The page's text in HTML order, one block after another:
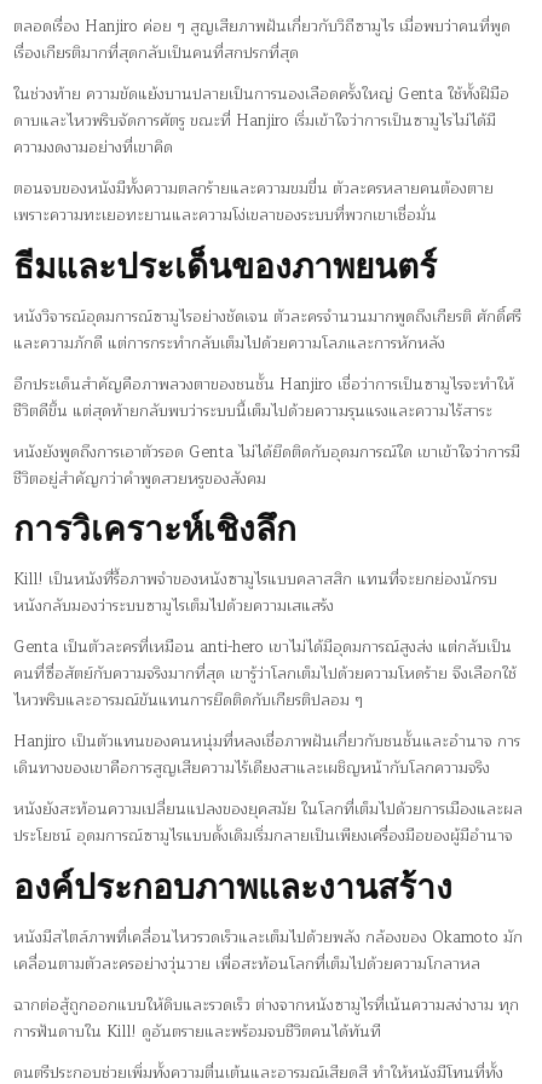
ตลอดเรื่อง Hanjiro ค่อย ๆ สูญเสียภาพฝันเกี่ยวกับวิถีซามูไร เมื่อพบว่าคนที่พูด
เรื่องเกียรติมากที่สุดกลับเป็นคนที่สกปรกที่สุด
ในช่วงท้าย ความขัดแย้งบานปลายเป็นการนองเลือดครั้งใหญ่ Genta ใช้ทั้งฝีมือ
ดาบและไหวพริบจัดการศัตรู ขณะที่ Hanjiro เริ่มเข้าใจว่าการเป็นซามูไรไม่ได้มี
ความงดงามอย่างที่เขาคิด
ตอนจบของหนังมีทั้งความตลกร้ายและความขมขื่น ตัวละครหลายคนต้องตาย
เพราะความทะเยอทะยานและความโง่เขลาของระบบที่พวกเขาเชื่อมั่น
ธีมและประเด็นของภาพยนตร์
หนังวิจารณ์อุดมการณ์ซามูไรอย่างชัดเจน ตัวละครจำนวนมากพูดถึงเกียรติ ศักดิ์ศรี
และความภักดี แต่การกระทำกลับเต็มไปด้วยความโลภและการหักหลัง
อีกประเด็นสำคัญคือภาพลวงตาของชนชั้น Hanjiro เชื่อว่าการเป็นซามูไรจะทำให้
ชีวิตดีขึ้น แต่สุดท้ายกลับพบว่าระบบนี้เต็มไปด้วยความรุนแรงและความไร้สาระ
หนังยังพูดถึงการเอาตัวรอด Genta ไม่ได้ยึดติดกับอุดมการณ์ใด เขาเข้าใจว่าการมี
ชีวิตอยู่สำคัญกว่าคำพูดสวยหรูของสังคม
การวิเคราะห์เชิงลึก
Kill! เป็นหนังที่รื้อภาพจำของหนังซามูไรแบบคลาสสิก แทนที่จะยกย่องนักรบ
หนังกลับมองว่าระบบซามูไรเต็มไปด้วยความเสแสร้ง
Genta เป็นตัวละครที่เหมือน anti-hero เขาไม่ได้มีอุดมการณ์สูงส่ง แต่กลับเป็น
คนที่ซื่อสัตย์กับความจริงมากที่สุด เขารู้ว่าโลกเต็มไปด้วยความโหดร้าย จึงเลือกใช้
ไหวพริบและอารมณ์ขันแทนการยึดติดกับเกียรติปลอม ๆ
Hanjiro เป็นตัวแทนของคนหนุ่มที่หลงเชื่อภาพฝันเกี่ยวกับชนชั้นและอำนาจ การ
เดินทางของเขาคือการสูญเสียความไร้เดียงสาและเผชิญหน้ากับโลกความจริง
หนังยังสะท้อนความเปลี่ยนแปลงของยุคสมัย ในโลกที่เต็มไปด้วยการเมืองและผล
ประโยชน์ อุดมการณ์ซามูไรแบบดั้งเดิมเริ่มกลายเป็นเพียงเครื่องมือของผู้มีอำนาจ
องค์ประกอบภาพและงานสร้าง
หนังมีสไตล์ภาพที่เคลื่อนไหวรวดเร็วและเต็มไปด้วยพลัง กล้องของ Okamoto มัก
เคลื่อนตามตัวละครอย่างวุ่นวาย เพื่อสะท้อนโลกที่เต็มไปด้วยความโกลาหล
ฉากต่อสู้ถูกออกแบบให้ดิบและรวดเร็ว ต่างจากหนังซามูไรที่เน้นความสง่างาม ทุก
การฟันดาบใน Kill! ดูอันตรายและพร้อมจบชีวิตคนได้ทันที
ดนตรีประกอบช่วยเพิ่มทั้งความตื่นเต้นและอารมณ์เสียดสี ทำให้หนังมีโทนที่ทั้ง